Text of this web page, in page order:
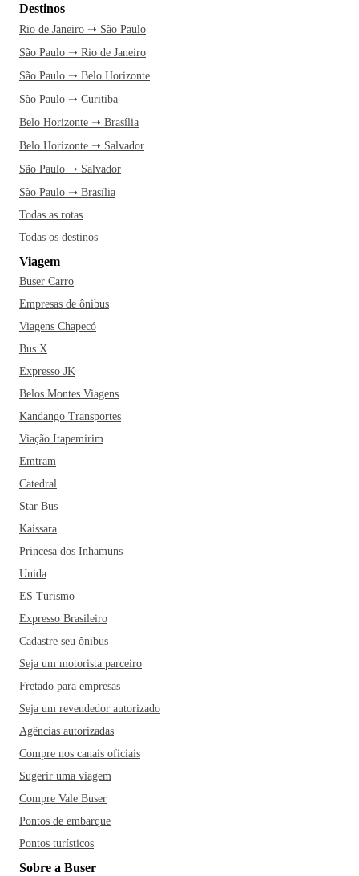
Destinos
Rio de Janeiro ➝ São Paulo
São Paulo ➝ Rio de Janeiro
São Paulo ➝ Belo Horizonte
São Paulo ➝ Curitiba
Belo Horizonte ➝ Brasília
Belo Horizonte ➝ Salvador
São Paulo ➝ Salvador
São Paulo ➝ Brasília
Todas as rotas
Todas os destinos
Viagem
Buser Carro
Empresas de ônibus
Viagens Chapecó
Bus X
Expresso JK
Belos Montes Viagens
Kandango Transportes
Viação Itapemirim
Emtram
Catedral
Star Bus
Kaissara
Princesa dos Inhamuns
Unida
ES Turismo
Expresso Brasileiro
Cadastre seu ônibus
Seja um motorista parceiro
Fretado para empresas
Seja um revendedor autorizado
Agências autorizadas
Compre nos canais oficiais
Sugerir uma viagem
Compre Vale Buser
Pontos de embarque
Pontos turísticos
Sobre a Buser